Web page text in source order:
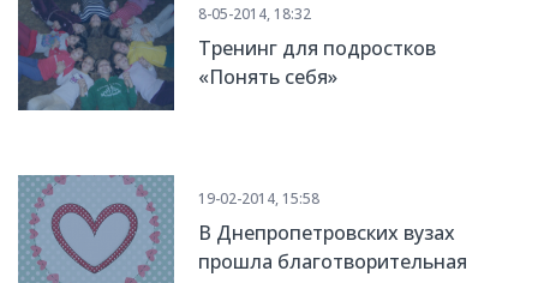
8-05-2014, 18:32
Тренинг для подростков
«Понять себя»
19-02-2014, 15:58
В Днепропетровских вузах
прошла благотворительная